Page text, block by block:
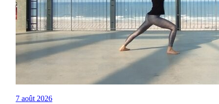
7 août 2026